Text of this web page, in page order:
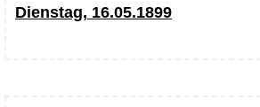
Dienstag, 16.05.1899